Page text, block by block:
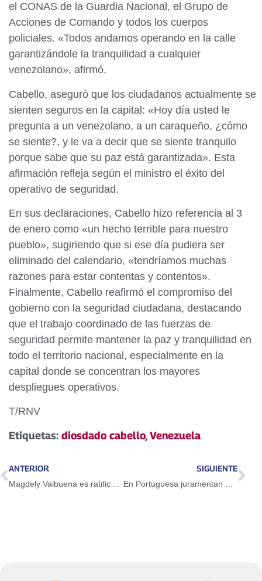
el CONAS de la Guardia Nacional, el Grupo de
Acciones de Comando y todos los cuerpos
policiales. «Todos andamos operando en la calle
garantizándole la tranquilidad a cualquier
venezolano», afirmó.
Cabello, aseguró que los ciudadanos actualmente se
sienten seguros en la capital: «Hoy día usted le
pregunta a un venezolano, a un caraqueño, ¿cómo
se siente?, y le va a decir que se siente tranquilo
porque sabe que su paz está garantizada». Esta
afirmación refleja según el ministro el éxito del
operativo de seguridad.
En sus declaraciones, Cabello hizo referencia al 3
de enero como «un hecho terrible para nuestro
pueblo», sugiriendo que si ese día pudiera ser
eliminado del calendario, «tendríamos muchas
razones para estar contentas y contentos».
Finalmente, Cabello reafirmó el compromiso del
gobierno con la seguridad ciudadana, destacando
que el trabajo coordinado de las fuerzas de
seguridad permite mantener la paz y tranquilidad en
todo el territorio nacional, especialmente en la
capital donde se concentran los mayores
despliegues operativos.
T/RNV
Etiquetas: diosdado cabello,Venezuela
ANTERIOR SIGUIENTE